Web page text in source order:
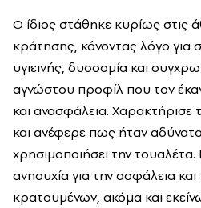
Ο ίδιος στάθηκε κυρίως στις
κράτησης, κάνοντας λόγο για
υγιεινής, δυσοσμία και
αγνώστου προφίλ που τον
και ανασφάλεια. Χαρακτήρισε
και ανέφερε πως ήταν
χρησιμοποιήσει την
ανησυχία για την ασφάλεια
κρατουμένων, ακόμα και